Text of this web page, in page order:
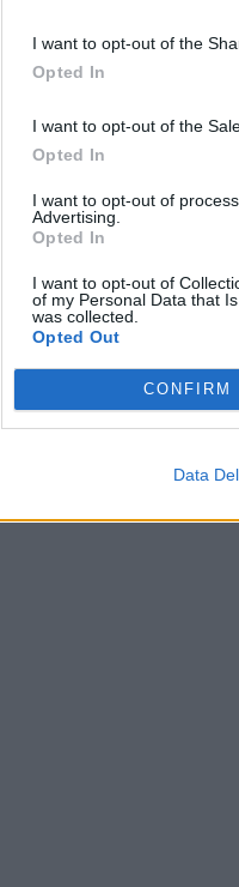
I want to opt-out of the
Opted In
I want to opt-out of the
Opted In
I want to opt-out of
Advertising.
Opted In
I want to opt-out of
of my Personal Data that
was collected.
Opted Out
CONFIRM
Data